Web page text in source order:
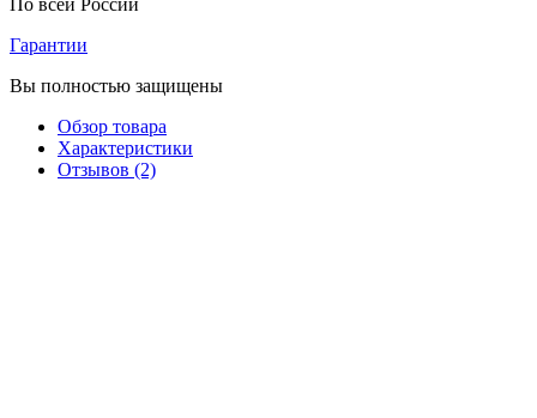
Гарантии
Вы полностью защищены
Обзор товара
Характеристики
Отзывов (2)